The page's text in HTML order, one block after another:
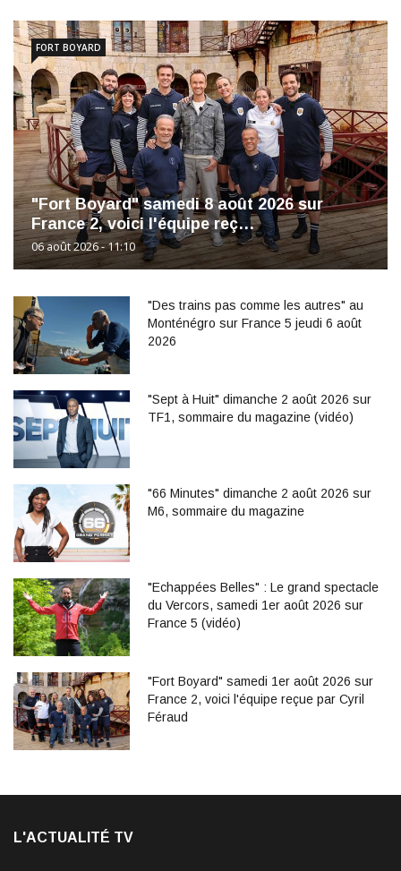
"Fort Boyard" samedi 8 août 2026 sur
France 2, voici l'équipe reç…
06 août 2026 - 11:10
FORT BOYARD
"Des trains pas comme les autres" au
Monténégro sur France 5 jeudi 6 août
2026
"Sept à Huit" dimanche 2 août 2026 sur
TF1, sommaire du magazine (vidéo)
"66 Minutes" dimanche 2 août 2026 sur
M6, sommaire du magazine
"Echappées Belles" : Le grand spectacle
du Vercors, samedi 1er août 2026 sur
France 5 (vidéo)
"Fort Boyard" samedi 1er août 2026 sur
France 2, voici l'équipe reçue par Cyril
Féraud
L'ACTUALITÉ TV